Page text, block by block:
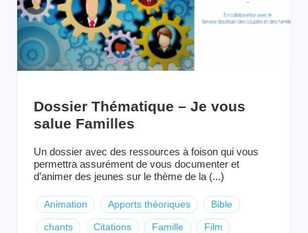
Dossier Thématique – Je vous
salue Familles
Un dossier avec des ressources à foison qui vous
permettra assurément de vous documenter et
d’animer des jeunes sur le thème de la (...)
Animation Apports théoriques Bible
chants Citations Famille Film